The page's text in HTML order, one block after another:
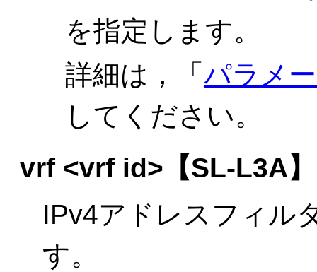
を指定します。
詳細は，「 パラメ
してください。
vrf <vrf id> 【SL-L3A】
IPv4アドレスフィル
す。